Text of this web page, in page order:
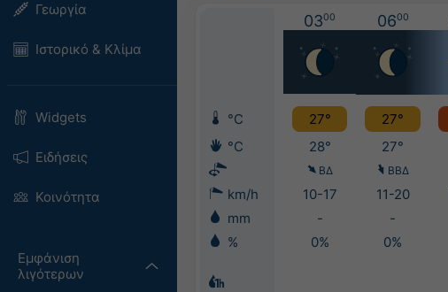
Γεωργία
Ιστορικό & Κλίμα
Widgets
Ειδήσεις
Κοινότητα
Εμφάνιση
λιγότερων
0300 0600
°C 27° 27°
°C
28° 27°
ΒΔ ΒΒΔ
km/h 10-17 11-20
mm
- -
%
0% 0%